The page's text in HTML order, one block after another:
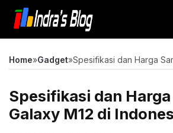
Langsung
isi
Home»Gadget»
Spesifikasi dan
Galaxy M12 di